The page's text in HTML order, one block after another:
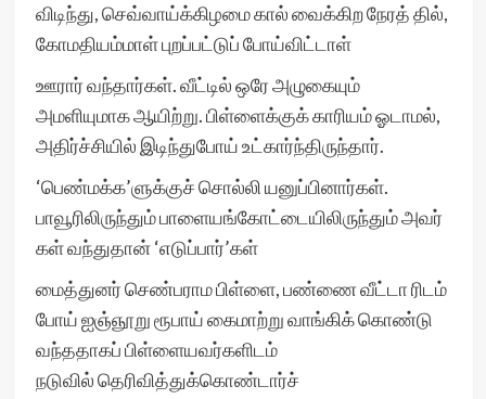
விடிந்து, செவ்வாய்க்கிழமை கால் வைக்கிற நேரத் தில்,
கோமதியம்மாள் புறப்பட்டுப் போய்விட்டாள்
ஊரார் வந்தார்கள். வீட்டில் ஒரே அழுகையும்
அமளியுமாக ஆயிற்று. பிள்ளைக்குக் காரியம் ஓடாமல்,
அதிர்ச்சியில் இடிந்துபோய் உட்கார்ந்திருந்தார்.
‘பெண்மக்க’ளுக்குச் சொல்லி யனுப்பினார்கள்.
பாவூரிலிருந்தும் பாளையங்கோட்டையிலிருந்தும் அவர்
கள் வந்துதான் ‘எடுப்பார்’கள்
மைத்துனர் செண்பராம பிள்ளை, பண்ணை வீட்டா ரிடம்
போய் ஐஞ்ஞூறு ரூபாய் கைமாற்று வாங்கிக் கொண்டு
வந்ததாகப் பிள்ளையவர்களிடம்
நடுவில் தெரிவித்துக்கொண்டார்ச்